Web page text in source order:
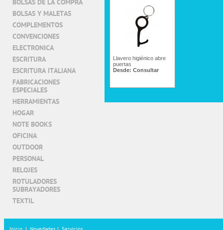
Llavero higiénico abre
puertas
Desde: Consultar
BOLSAS DE LA COMPRA
BOLSAS Y MALETAS
COMPLEMENTOS
CONVENCIONES
ELECTRONICA
ESCRITURA
ESCRITURA ITALIANA
FABRICACIONES
ESPECIALES
HERRAMIENTAS
HOGAR
NOTE BOOKS
OFICINA
OUTDOOR
PERSONAL
RELOJES
ROTULADORES
SUBRAYADORES
TEXTIL
|